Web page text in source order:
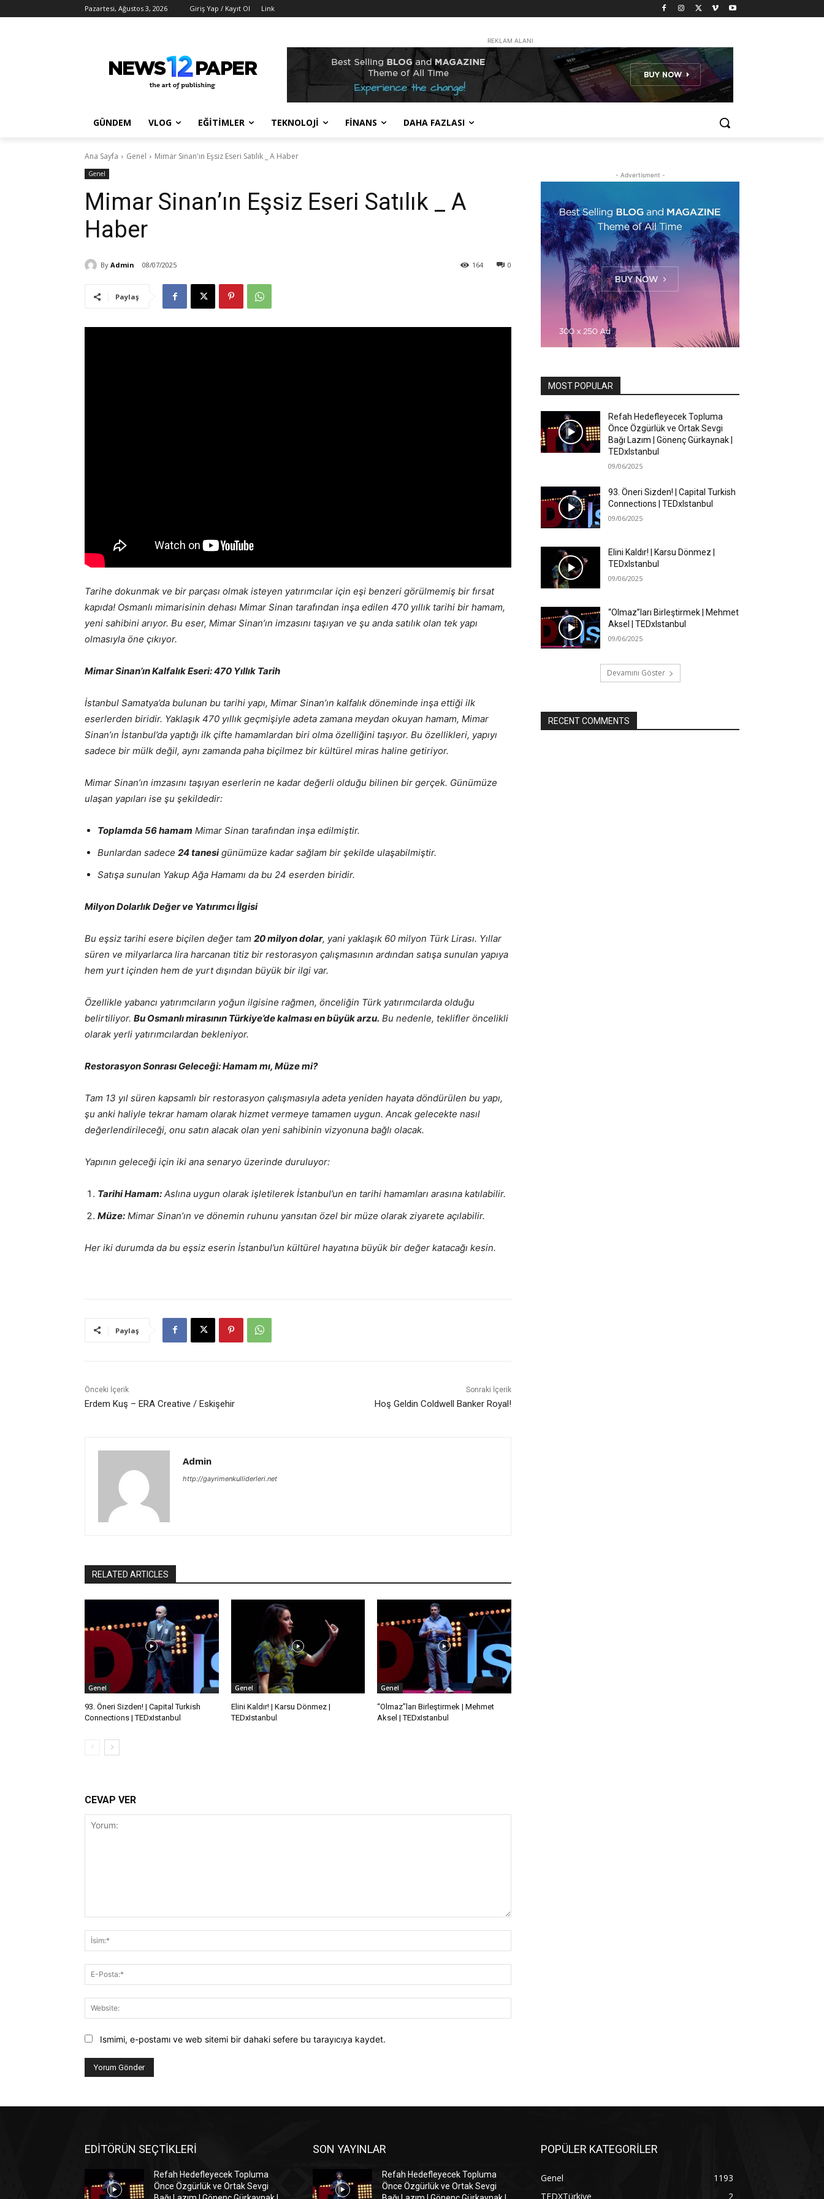
Pazartesi, Ağustos 3, 2026 Giriş Yap / Kayıt Ol Link
REKLAM ALANI
GÜNDEM VLOG EĞİTİMLER TEKNOLOJİ FİNANS DAHA FAZLASI
Ana Sayfa Genel Mimar Sinan'ın Eşsiz Eseri Satılık _ A Haber
Genel
Mimar Sinan’ın Eşsiz Eseri Satılık _ A
Haber
By Admin 08/07/2025 0
164
Paylaş
Tarihe dokunmak ve bir parçası olmak isteyen yatırımcılar için eşi benzeri görülmemiş bir fırsat
kapıda! Osmanlı mimarisinin dehası Mimar Sinan tarafından inşa edilen 470 yıllık tarihi bir hamam,
yeni sahibini arıyor. Bu eser, Mimar Sinan’ın imzasını taşıyan ve şu anda satılık olan tek yapı
olmasıyla öne çıkıyor.
Mimar Sinan’ın Kalfalık Eseri: 470 Yıllık Tarih
İstanbul Samatya’da bulunan bu tarihi yapı, Mimar Sinan’ın kalfalık döneminde inşa ettiği ilk
eserlerden biridir. Yaklaşık 470 yıllık geçmişiyle adeta zamana meydan okuyan hamam, Mimar
Sinan’ın İstanbul’da yaptığı ilk çifte hamamlardan biri olma özelliğini taşıyor. Bu özellikleri, yapıyı
sadece bir mülk değil, aynı zamanda paha biçilmez bir kültürel miras haline getiriyor.
Mimar Sinan’ın imzasını taşıyan eserlerin ne kadar değerli olduğu bilinen bir gerçek. Günümüze
ulaşan yapıları ise şu şekildedir:
Toplamda 56 hamam Mimar Sinan tarafından inşa edilmiştir.
Bunlardan sadece 24 tanesigünümüze kadar sağlam bir şekilde ulaşabilmiştir.
Satışa sunulan Yakup Ağa Hamamı da bu 24 eserden biridir.
Milyon Dolarlık Değer ve Yatırımcı İlgisi
Bu eşsiz tarihi esere biçilen değer tam 20 milyon dolar, yani yaklaşık 60 milyon Türk Lirası. Yıllar
süren ve milyarlarca lira harcanan titiz bir restorasyon çalışmasının ardından satışa sunulan yapıya
hem yurt içinden hem de yurt dışından büyük bir ilgi var.
Özellikle yabancı yatırımcıların yoğun ilgisine rağmen, önceliğin Türk yatırımcılarda olduğu
belirtiliyor. Bu Osmanlı mirasının Türkiye’de kalması en büyük arzu. Bu nedenle, teklifler öncelikli
olarak yerli yatırımcılardan bekleniyor.
Restorasyon Sonrası Geleceği: Hamam mı, Müze mi?
Tam 13 yıl süren kapsamlı bir restorasyon çalışmasıyla adeta yeniden hayata döndürülen bu yapı,
şu anki haliyle tekrar hamam olarak hizmet vermeye tamamen uygun. Ancak gelecekte nasıl
değerlendirileceği, onu satın alacak olan yeni sahibinin vizyonuna bağlı olacak.
Yapının geleceği için iki ana senaryo üzerinde duruluyor:
Tarihi Hamam: Aslına uygun olarak işletilerek İstanbul’un en tarihi hamamları arasına katılabilir.
Müze: Mimar Sinan’ın ve dönemin ruhunu yansıtan özel bir müze olarak ziyarete açılabilir.
Her iki durumda da bu eşsiz eserin İstanbul’un kültürel hayatına büyük bir değer katacağı kesin.
Paylaş
Önceki İçerik
Erdem Kuş – ERA Creative / Eskişehir
Sonraki İçerik
Hoş Geldin Coldwell Banker Royal!
Admin
http://gayrimenkulliderleri.net
RELATED ARTICLES
Genel
93. Öneri Sizden! | Capital Turkish
Connections | TEDxIstanbul
Genel
Elini Kaldır! | Karsu Dönmez |
TEDxIstanbul
Genel
“Olmaz”ları Birleştirmek | Mehmet
Aksel | TEDxIstanbul
CEVAP VER
Posta:*
Ismimi, e-postamı ve web sitemi bir dahaki sefere bu tarayıcıya kaydet.
- Advertisment -
MOST POPULAR
Refah Hedefleyecek Topluma
Önce Özgürlük ve Ortak Sevgi
Bağı Lazım | Gönenç Gürkaynak |
TEDxIstanbul
09/06/2025
93. Öneri Sizden! | Capital Turkish
Connections | TEDxIstanbul
09/06/2025
Elini Kaldır! | Karsu Dönmez |
TEDxIstanbul
09/06/2025
“Olmaz”ları Birleştirmek | Mehmet
Aksel | TEDxIstanbul
09/06/2025
Devamını Göster
RECENT COMMENTS
EDİTÖRÜN SEÇTİKLERİ
Refah Hedefleyecek Topluma
Önce Özgürlük ve Ortak Sevgi
SON YAYINLAR
Refah Hedefleyecek Topluma
Önce Özgürlük ve Ortak Sevgi
POPÜLER KATEGORİLER
Genel
1193
TEDXTürkiye
2